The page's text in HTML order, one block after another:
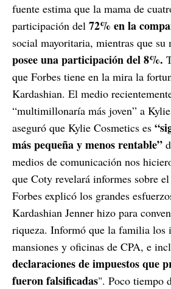
fuente estima que la mama de
participación del 72% en la
social mayoritaria, mientras que su
posee una participación del 8%.
que Forbes tiene en la mira la
Kardashian. El medio
“multimillonaría más joven” a
aseguró que Kylie Cosmetics es
más pequeña y menos rentable”
medios de comunicación nos
que Coty revelará informes sobre
Forbes explicó los grandes
Kardashian Jenner hizo para
riqueza. Informó que la familia los
mansiones y oficinas de CPA, e
declaraciones de impuestos que
fueron falsificadas". Poco tiempo